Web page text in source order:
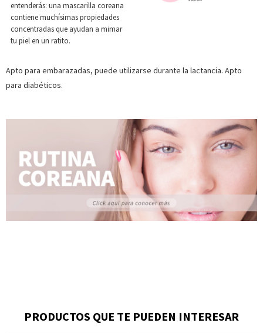
entenderás: una mascarilla coreana
contiene muchísimas propiedades
concentradas que ayudan a mimar
tu piel en un ratito.
Apto para embarazadas, puede utilizarse durante la lactancia. Apto
para diabéticos.
PRODUCTOS QUE TE PUEDEN INTERESAR